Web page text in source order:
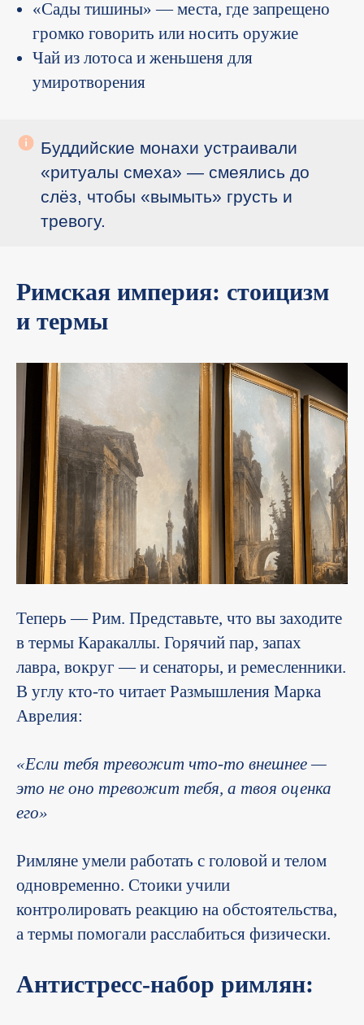
«Сады тишины» — места, где запрещено
громко говорить или носить оружие
Чай из лотоса и женьшеня для
умиротворения
Буддийские монахи устраивали
«ритуалы смеха» — смеялись до
слёз, чтобы «вымыть» грусть и
тревогу.
Римская империя: стоицизм
и термы
Теперь — Рим. Представьте, что вы заходите
в термы Каракаллы. Горячий пар, запах
лавра, вокруг — и сенаторы, и ремесленники.
В углу кто-то читает Размышления Марка
Аврелия:
«Если тебя тревожит что-то внешнее —
это не оно тревожит тебя, а твоя оценка
его»
Римляне умели работать с головой и телом
одновременно. Стоики учили
контролировать реакцию на обстоятельства,
а термы помогали расслабиться физически.
Антистресс-набор римлян: